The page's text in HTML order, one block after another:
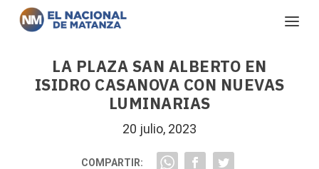
LA PLAZA SAN ALBERTO EN
ISIDRO CASANOVA CON NUEVAS
LUMINARIAS
20 julio, 2023
COMPARTIR: